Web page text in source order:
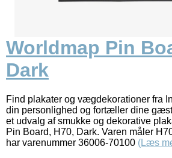
Worldmap Pin
Dark
Find plakater og vægdekorationer fra
din personlighed og fortæller dine
et udvalg af smukke og dekorative
Pin Board, H70, Dark. Varen måler
har varenummer 36006-70100 (Læs